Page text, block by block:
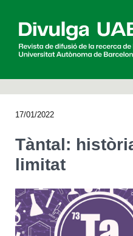
English
17/01/2022
Tàntal:
limitat